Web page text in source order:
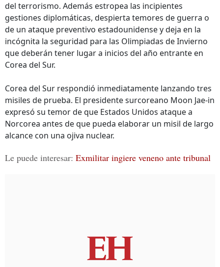
del terrorismo. Además estropea las incipientes
gestiones diplomáticas, despierta temores de guerra o
de un ataque preventivo estadounidense y deja en la
incógnita la seguridad para las Olimpiadas de Invierno
que deberán tener lugar a inicios del año entrante en
Corea del Sur.
Corea del Sur respondió inmediatamente lanzando tres
misiles de prueba. El presidente surcoreano Moon Jae-in
expresó su temor de que Estados Unidos ataque a
Norcorea antes de que pueda elaborar un misil de largo
alcance con una ojiva nuclear.
Le puede interesar: Exmilitar ingiere veneno ante tribunal